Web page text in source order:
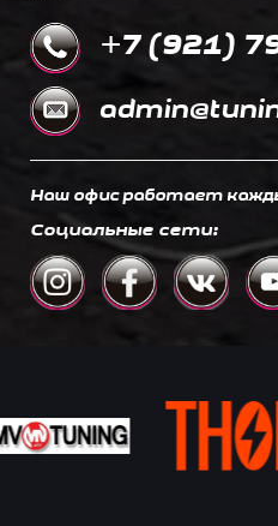
+7 (921)
Наш офис работает
Социальные сети: